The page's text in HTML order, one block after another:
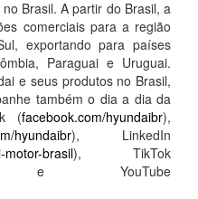
Brasil. A partir do Brasil, a
comerciais para a região
exportando para países
Paraguai e Uruguai.
e seus produtos no Brasil,
também o dia a dia da
(facebook.com/hyundaibr),
hyundaibr), LinkedIn
motor-brasil), TikTok
YouTube